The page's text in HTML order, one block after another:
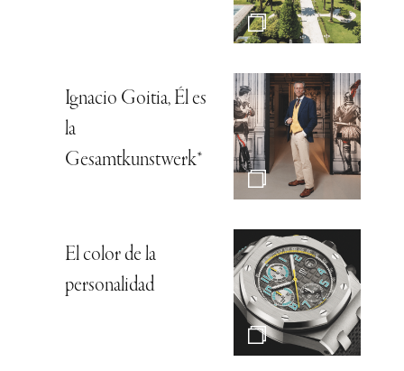
Ignacio Goitia, Él es
la
Gesamtkunstwerk*
El color de la
personalidad